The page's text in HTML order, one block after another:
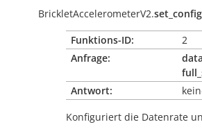
BrickletAccelerometerV2.
Funktions-ID:
2
Anfrage:
Antwort:
Konfiguriert die Datenrate